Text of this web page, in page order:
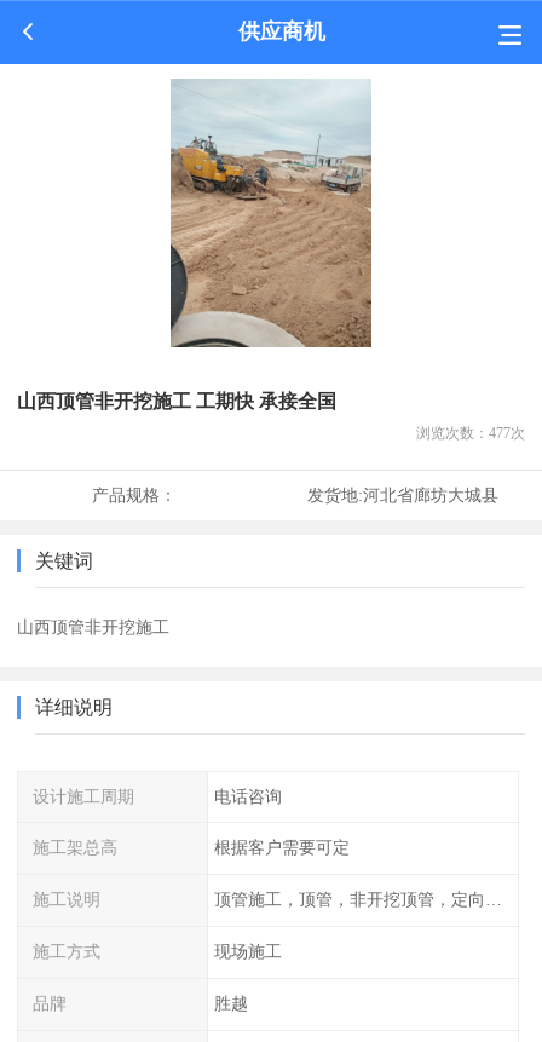
供应商机
山西顶管非开挖施工 工期快 承接全国
浏览次数： 477次
产品规格： 发货地:河北省廊坊大城县
关键词
山西顶管非开挖施工
详细说明
设计施工周期 电话咨询
施工架总高 根据客户需要可定
施工说明 顶管施工，顶管，非开挖顶管，定向钻穿越
施工方式 现场施工
品牌 胜越